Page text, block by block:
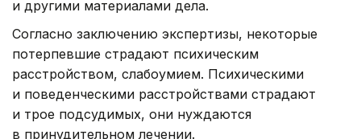
и другими материалами дела.
Согласно заключению экспертизы, некоторые
потерпевшие страдают психическим
расстройством, слабоумием. Психическими
и поведенческими расстройствами страдают
и трое подсудимых, они нуждаются
в принудительном лечении.